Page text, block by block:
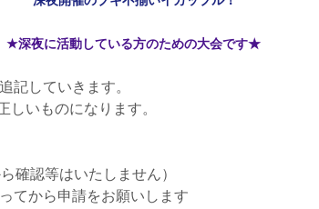
★深夜に活動している方のための大会です★
記していきます。
いものになります。
確認等はいたしません）
てから申請をお願いします